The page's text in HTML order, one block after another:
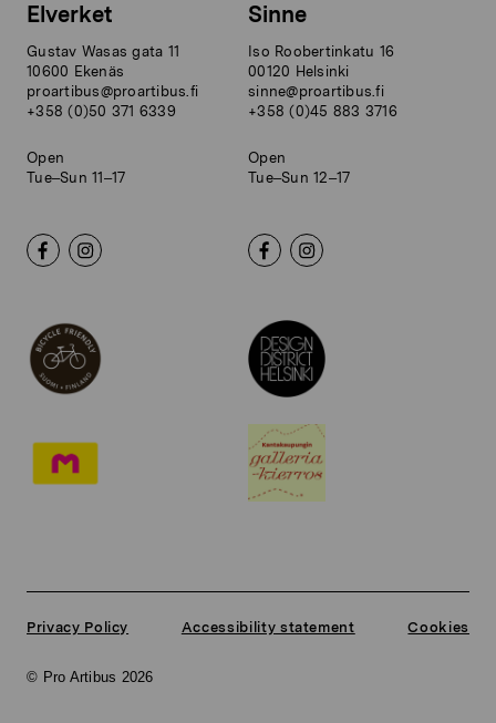
Elverket
Gustav Wasas gata 11
10600 Ekenäs
proartibus@proartibus.fi
+358 (0)50 371 6339
Open
Tue–Sun 11–17
Sinne
Iso Roobertinkatu 16
00120 Helsinki
sinne@proartibus.fi
+358 (0)45 883 3716
Open
Tue–Sun 12–17
© Pro Artibus 2026
Privacy Policy Accessibility statement Cookies